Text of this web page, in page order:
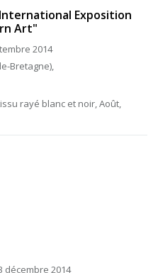
Exposition
Art"
2014
Bretagne),
rayé blanc et noir, Août,
décembre 2014